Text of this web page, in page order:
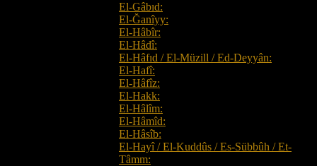
El-Gâbıd:
El-Ğanîyy:
El-Hâbîr:
El-Hâdî:
El-Hâfıd / El-Müzill / Ed-Deyyân:
El-Hafî:
El-Hâfîz:
El-Hakk:
El-Hâlîm:
El-Hâmîd:
El-Hâsîb:
El-Hayî / El-Kuddûs / Es-Sübbûh / Et-
Tâmm: